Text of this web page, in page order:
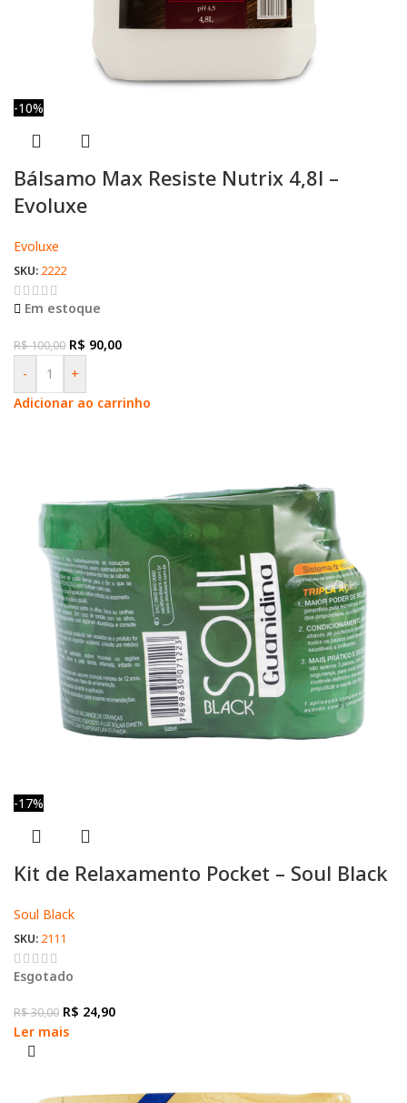
-10%
Bálsamo Max Resiste Nutrix 4,8l –
Evoluxe
Evoluxe
SKU: 2222
Em estoque
R$100,00 R$ 90,00
-
+
Adicionar ao carrinho
-17%
Kit de Relaxamento Pocket – Soul Black
Soul Black
SKU: 2111
Esgotado
R$30,00 R$ 24,90
Ler mais